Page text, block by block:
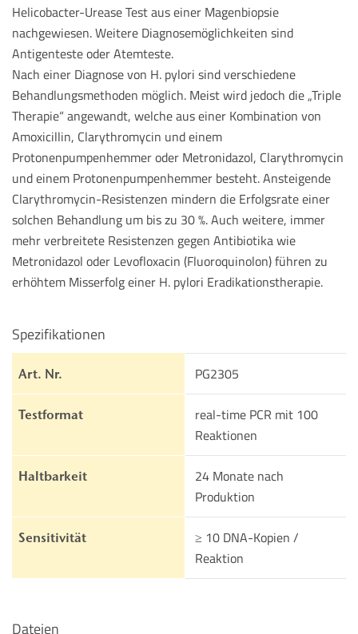
Helicobacter-Urease Test aus einer Magenbiopsie
nachgewiesen. Weitere Diagnosemöglichkeiten sind
Antigenteste oder Atemteste.
Nach einer Diagnose von H. pylori sind verschiedene
Behandlungsmethoden möglich. Meist wird jedoch die „Triple
Therapie“ angewandt, welche aus einer Kombination von
Amoxicillin, Clarythromycin und einem
Protonenpumpenhemmer oder Metronidazol, Clarythromycin
und einem Protonenpumpenhemmer besteht. Ansteigende
Clarythromycin-Resistenzen mindern die Erfolgsrate einer
solchen Behandlung um bis zu 30 %. Auch weitere, immer
mehr verbreitete Resistenzen gegen Antibiotika wie
Metronidazol oder Levofloxacin (Fluoroquinolon) führen zu
erhöhtem Misserfolg einer H. pylori Eradikationstherapie.
Spezifikationen
Art. Nr. PG2305
Testformat
real-time PCR mit 100
Reaktionen
Haltbarkeit
24 Monate nach
Produktion
Sensitivität
≥ 10 DNA-Kopien /
Reaktion
Dateien